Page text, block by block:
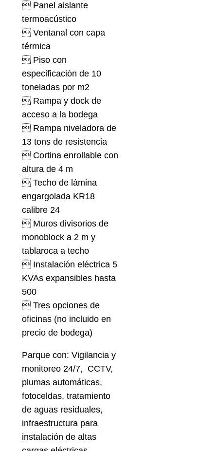
 Panel aislante
termoacústico
 Ventanal con capa
térmica
 Piso con
especificación de 10
toneladas por m2
 Rampa y dock de
acceso a la bodega
 Rampa niveladora de
13 tons de resistencia
 Cortina enrollable con
altura de 4 m
 Techo de lámina
engargolada KR18
calibre 24
 Muros divisorios de
monoblock a 2 m y
tablaroca a techo
 Instalación eléctrica 5
KVAs expansibles hasta
500
 Tres opciones de
oficinas (no incluido en
precio de bodega)
Parque con: Vigilancia y
monitoreo 24/7, CCTV,
plumas automáticas,
fotoceldas, tratamiento
de aguas residuales,
infraestructura para
instalación de altas